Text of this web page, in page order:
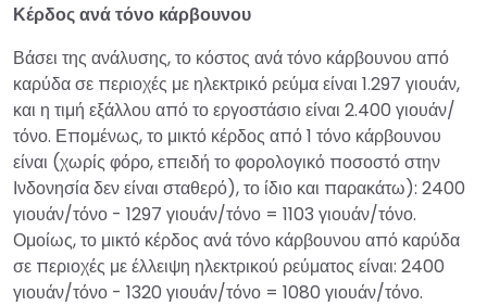
Κέρδος ανά τόνο κάρβουνου
Βάσει της ανάλυσης, το κόστος ανά τόνο κάρβουνου από
καρύδα σε περιοχές με ηλεκτρικό ρεύμα είναι 1.297 γιουάν,
και η τιμή εξάλλου από το εργοστάσιο είναι 2.400 γιουάν/
τόνο. Επομένως, το μικτό κέρδος από 1 τόνο κάρβουνου
είναι (χωρίς φόρο, επειδή το φορολογικό ποσοστό στην
Ινδονησία δεν είναι σταθερό), το ίδιο και παρακάτω): 2400
γιουάν/τόνο - 1297 γιουάν/τόνο = 1103 γιουάν/τόνο.
Ομοίως, το μικτό κέρδος ανά τόνο κάρβουνου από καρύδα
σε περιοχές με έλλειψη ηλεκτρικού ρεύματος είναι: 2400
γιουάν/τόνο - 1320 γιουάν/τόνο = 1080 γιουάν/τόνο.